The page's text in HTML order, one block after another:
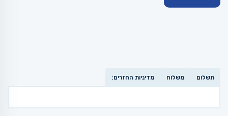
תשלום משלוח מדיניות החזרים: